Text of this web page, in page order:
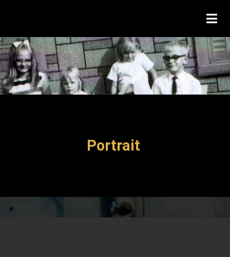
Portrait